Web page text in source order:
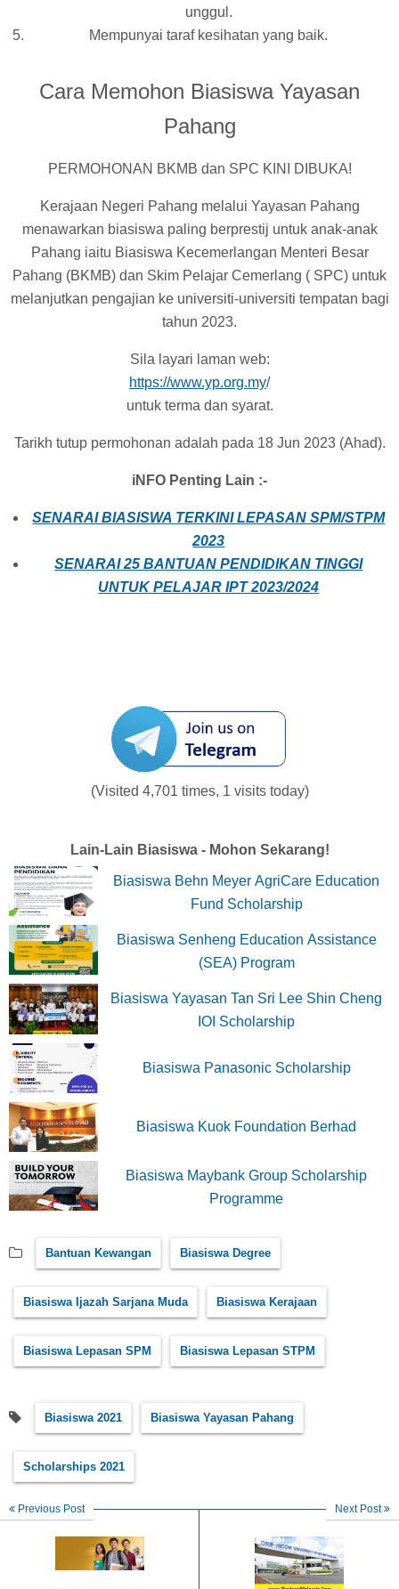
unggul.
Mempunyai taraf kesihatan yang baik.
Cara Memohon Biasiswa Yayasan
Pahang
PERMOHONAN BKMB dan SPC KINI DIBUKA!
Kerajaan Negeri Pahang melalui Yayasan Pahang
menawarkan biasiswa paling berprestij untuk anak-anak
Pahang iaitu Biasiswa Kecemerlangan Menteri Besar
Pahang (BKMB) dan Skim Pelajar Cemerlang ( SPC) untuk
melanjutkan pengajian ke universiti-universiti tempatan bagi
tahun 2023.
Sila layari laman web:
https://www.yp.org.my/
untuk terma dan syarat.
Tarikh tutup permohonan adalah pada 18 Jun 2023 (Ahad).
iNFO Penting Lain :-
SENARAI BIASISWA TERKINI LEPASAN SPM/STPM
2023
SENARAI 25 BANTUAN PENDIDIKAN TINGGI
UNTUK PELAJAR IPT 2023/2024
(Visited 4,701 times, 1 visits today)
Lain-Lain Biasiswa - Mohon Sekarang!
Biasiswa Behn Meyer AgriCare Education
Fund Scholarship
Biasiswa Senheng Education Assistance
(SEA) Program
Biasiswa Yayasan Tan Sri Lee Shin Cheng
IOI Scholarship
Biasiswa Panasonic Scholarship
Biasiswa Kuok Foundation Berhad
Biasiswa Maybank Group Scholarship
Programme
Bantuan Kewangan Biasiswa Degree
Biasiswa Ijazah Sarjana Muda Biasiswa Kerajaan
Biasiswa Lepasan SPM Biasiswa Lepasan STPM
Biasiswa 2021 Biasiswa Yayasan Pahang
Scholarships 2021
Previous Post Next Post